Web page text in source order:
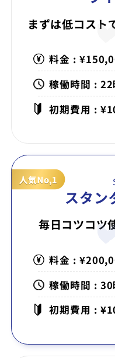
まずは低コスト
料金 :
稼働時間 : 22
初期費用 :
スタン
毎日コツコツ
料金 :
稼働時間 : 30
初期費用 :